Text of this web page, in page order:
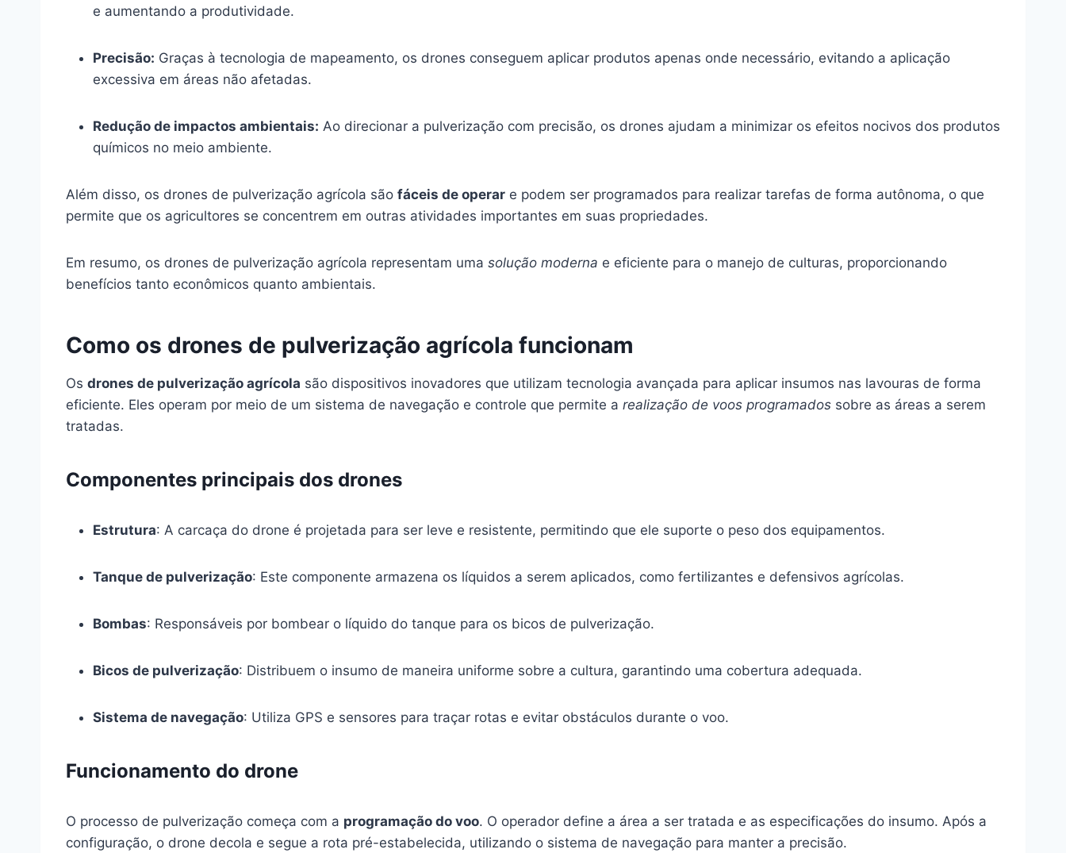
e aumentando a produtividade.
Precisão: Graças à tecnologia de mapeamento, os drones conseguem aplicar produtos apenas onde necessário, evitando a aplicação
excessiva em áreas não afetadas.
Redução de impactos ambientais: Ao direcionar a pulverização com precisão, os drones ajudam a minimizar os efeitos nocivos dos produtos
químicos no meio ambiente.
Além disso, os drones de pulverização agrícola são fáceis de operar e podem ser programados para realizar tarefas de forma autônoma, o que
permite que os agricultores se concentrem em outras atividades importantes em suas propriedades.
Em resumo, os drones de pulverização agrícola representam uma solução moderna e eficiente para o manejo de culturas, proporcionando
benefícios tanto econômicos quanto ambientais.
Como os drones de pulverização agrícola funcionam
Os drones de pulverização agrícola são dispositivos inovadores que utilizam tecnologia avançada para aplicar insumos nas lavouras de forma
eficiente. Eles operam por meio de um sistema de navegação e controle que permite a realização de voos programados sobre as áreas a serem
tratadas.
Componentes principais dos drones
Estrutura: A carcaça do drone é projetada para ser leve e resistente, permitindo que ele suporte o peso dos equipamentos.
Tanque de pulverização: Este componente armazena os líquidos a serem aplicados, como fertilizantes e defensivos agrícolas.
Bombas: Responsáveis por bombear o líquido do tanque para os bicos de pulverização.
Bicos de pulverização: Distribuem o insumo de maneira uniforme sobre a cultura, garantindo uma cobertura adequada.
Sistema de navegação: Utiliza GPS e sensores para traçar rotas e evitar obstáculos durante o voo.
Funcionamento do drone
O processo de pulverização começa com a programação do voo. O operador define a área a ser tratada e as especificações do insumo. Após a
configuração, o drone decola e segue a rota pré-estabelecida, utilizando o sistema de navegação para manter a precisão.